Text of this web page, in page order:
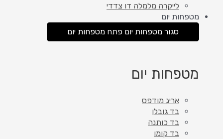
לייקרה מלמלה דו צדדי
מטפחות יום
סגור מטפחות יום פתח מטפחות יום
מטפחות יום
אריג מודפס
בד גובלן
בד כותנה
בד קומו